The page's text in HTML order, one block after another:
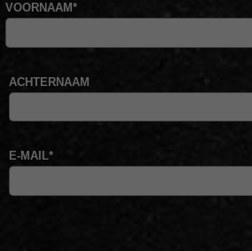
VOORNAAM*
ACHTERNAAM
E-MAIL*